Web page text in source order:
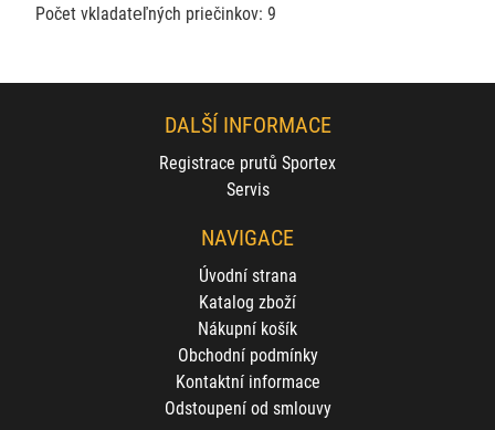
Počet vkladateľných priečinkov: 9
DALŠÍ INFORMACE
Registrace prutů Sportex
Servis
NAVIGACE
Úvodní strana
Katalog zboží
Nákupní košík
Obchodní podmínky
Kontaktní informace
Odstoupení od smlouvy